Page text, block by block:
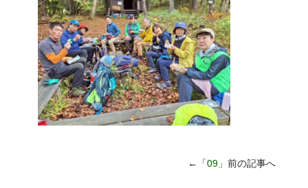
←「09 」前の記事へ